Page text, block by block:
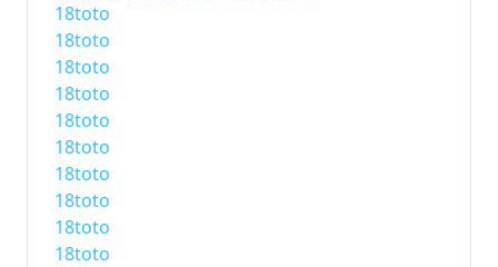
18toto
18toto
18toto
18toto
18toto
18toto
18toto
18toto
18toto
18toto